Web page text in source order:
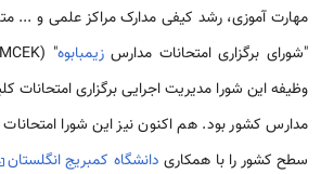
مهارت آموزی، رشد کیفی مدارک مراکز علمی و ...
"شورای برگزاری امتحانات مدارسزیمبابوه
وظیفه این شورا مدیریت اجرایی برگزاری
مدارس کشور بود. هم اکنون نیز این شورا
سطح کشور را با همکاری دانشگاه کمبریج انگلستان